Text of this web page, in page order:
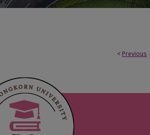
< Previous